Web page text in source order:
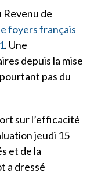
Revenu de
foyers français
. Une
depuis la mise
pas du
sur l’efficacité
jeudi 15
et de la
a dressé